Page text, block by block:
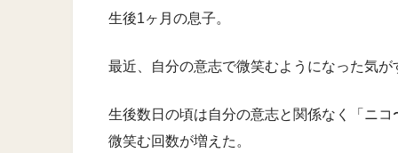
生後1ヶ月の息子。
最近、自分の意志で微笑むようになった気が
生後数日の頃は自分の意志と関係なく「ニ
微笑む回数が増えた。